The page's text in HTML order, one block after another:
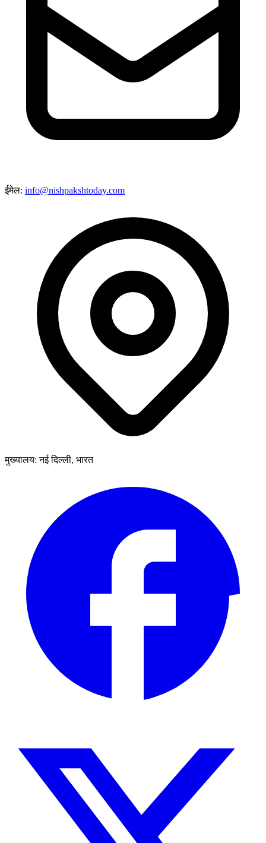
ईमेल: info@nishpakshtoday.com
मुख्यालय: नई दिल्ली, भारत